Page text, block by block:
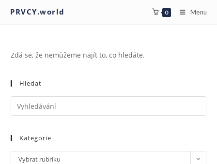
PRVCY.world 0 Menu
Zdá se, že nemůžeme najít to, co hledáte.
Hledat
Kategorie
Vybrat rubriku